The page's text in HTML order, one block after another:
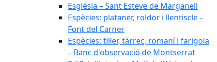
Església – Sant Esteve de Marganell
Espècies: plataner, roldor i llentiscle –
Font del Carner
Espècies: til·ler, tàrrec, romaní i farigola
– Banc d'observació de Montserrat